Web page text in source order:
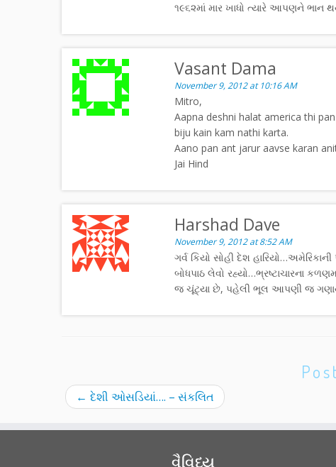
૧૯૬૨માં માર ખાધો ત્યારે આપણને
Vasant Dama
November 9, 2012 at 10:16 AM
Mitro,
Aapna deshni halat america thi
biju kain kam nathi karta.
Aano pan ant jarur aavse karan
Jai Hind
Harshad Dave
November 9, 2012 at 8:52 AM
ગર્વ કિયો સોહી દેશ
બોધપાઠ લેવો રહ્યો…ભ્રષ્ટાચારના
જ ચૂંટ્યા છે, પહેલી ભૂલ આપણી જ
← દેશી ઓસડિયાં…. – સંકલિત
વૈવિધ્ય